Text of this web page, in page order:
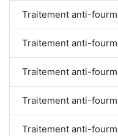
Traitement anti-
Traitement anti-
Traitement anti-
Traitement anti-
Traitement anti-